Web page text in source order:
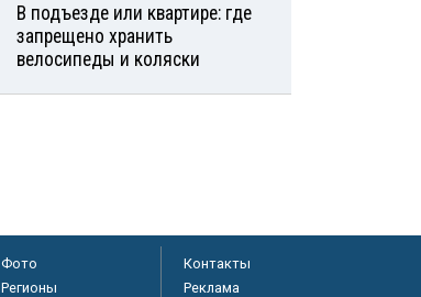
В подъезде или квартире: где
запрещено хранить
велосипеды и коляски
Фото
Регионы
Контакты
Реклама